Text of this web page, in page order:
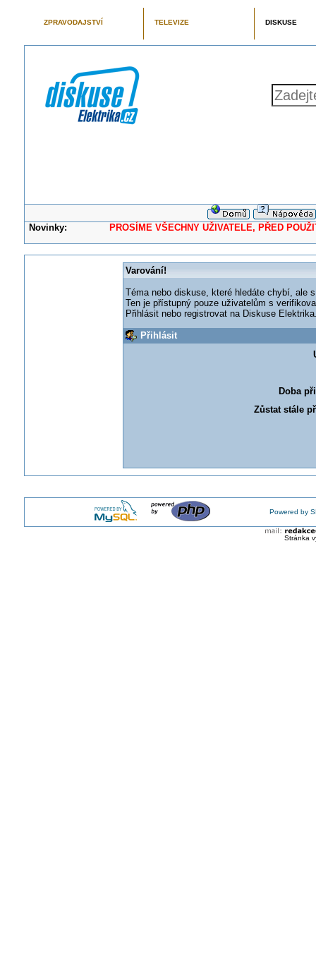
ZPRAVODAJSTVÍ TELEVIZE DISKUSE
Novinky: PROSÍME VŠECHNY UŽIVATELE, PŘED
Varování!
Téma nebo diskuse, které hledáte chybí, ale
Ten je přístupný pouze uživatelům s
Přihlásit nebo registrovat na Diskuse
Přihlásit
Doba
Zůstat stále
Powered by
Stránka